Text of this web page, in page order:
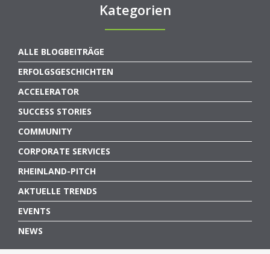
Kategorien
ALLE BLOGBEITRÄGE
ERFOLGSGESCHICHTEN
ACCELERATOR
SUCCESS STORIES
COMMUNITY
CORPORATE SERVICES
RHEINLAND-PITCH
AKTUELLE TRENDS
EVENTS
NEWS